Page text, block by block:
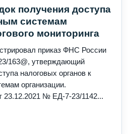
получения доступа
системам
мониторинга
приказ ФНС России
163@, утверждающий
налоговых органов к
организации.
23.12.2021 № ЕД-7-23/1142...